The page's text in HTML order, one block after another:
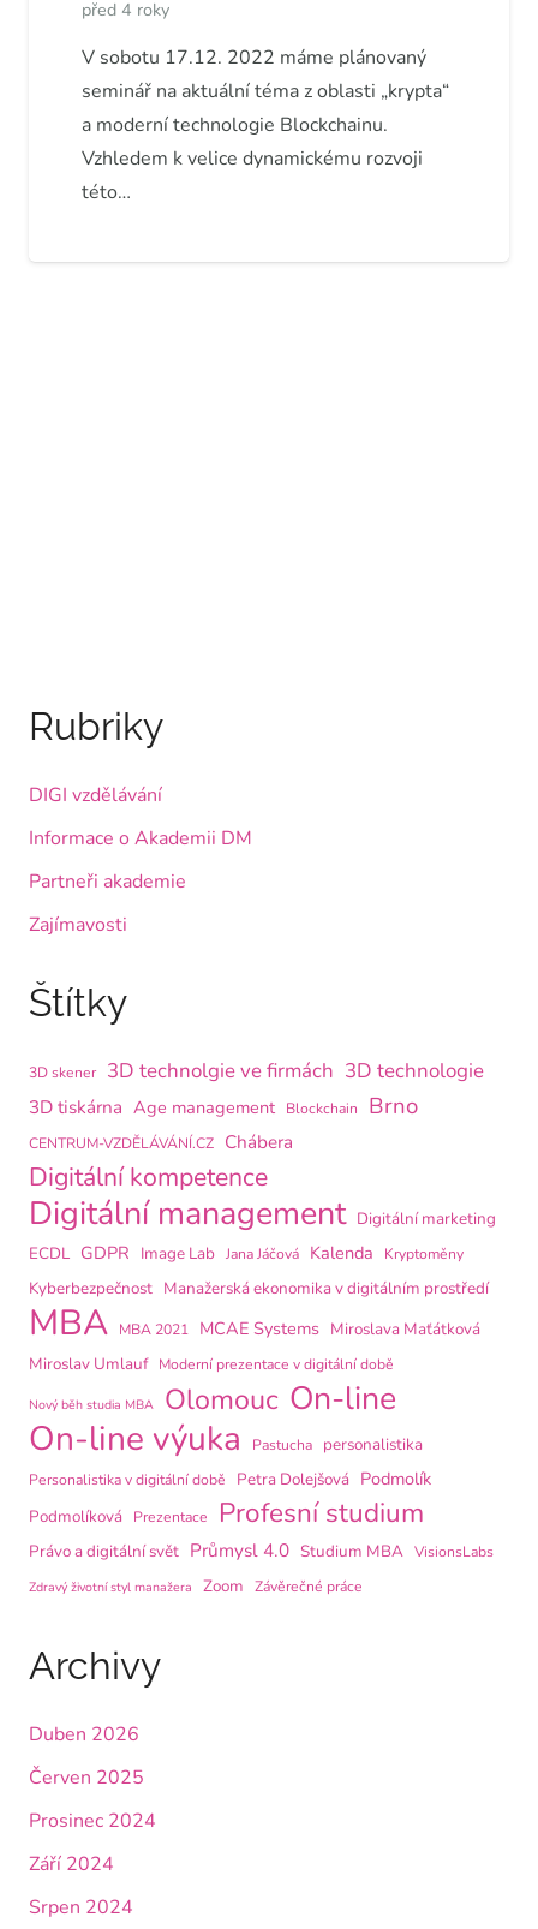
před 4 roky
V sobotu 17.12. 2022 máme plánovaný
seminář na aktuální téma z oblasti „krypta“
a moderní technologie Blockchainu.
Vzhledem k velice dynamickému rozvoji
této…
Rubriky
DIGI vzdělávání
Informace o Akademii DM
Partneři akademie
Zajímavosti
Štítky
3D skener 3D technolgie ve firmách 3D technologie
3D tiskárna Age management Blockchain Brno
CENTRUM-VZDĚLÁVÁNÍ.CZ Chábera
Digitální kompetence
Digitální management Digitální marketing
ECDL GDPR Image Lab Jana Jáčová Kalenda Kryptoměny
Kyberbezpečnost Manažerská ekonomika v digitálním prostředí
MBA MBA 2021 MCAE Systems Miroslava Maťátková
Miroslav Umlauf
Moderní prezentace v digitální době
Nový běh studia MBA Olomouc On-line
On-line výuka Pastucha personalistika
Personalistika v digitální době Petra Dolejšová Podmolík
Podmolíková Prezentace Profesní studium
Právo a digitální svět Průmysl 4.0 Studium MBA VisionsLabs
Zdravý životní styl manažera Zoom Závěrečné práce
Archivy
Duben 2026
Červen 2025
Prosinec 2024
Září 2024
Srpen 2024